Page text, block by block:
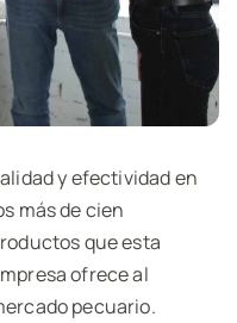
y efectividad en
más de cien
que esta
ofrece al
pecuario.